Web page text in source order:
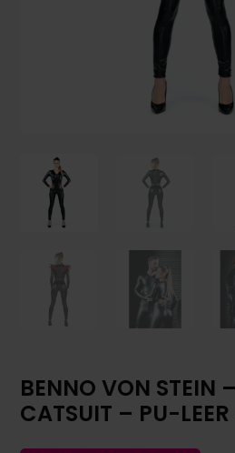
BENNO VON STEIN
CATSUIT – PU-